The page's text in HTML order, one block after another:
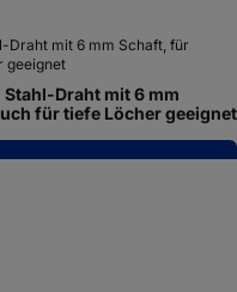
Draht mit 6 mm
für tiefe Löcher geeignet